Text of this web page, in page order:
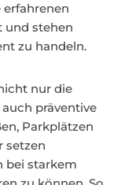
erfahrenen
und stehen
zu handeln.
nur die
präventive
Parkplätzen
setzen
bei starkem